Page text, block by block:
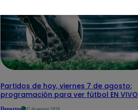
Partidos de hoy, viernes 7 de agosto:
programación para ver fútbol EN VIVO
Deportes